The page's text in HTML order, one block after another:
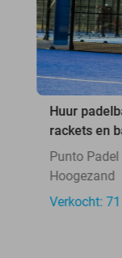
Huur
rackets en
Punto Padel
Hoogezand
Verkocht: 71